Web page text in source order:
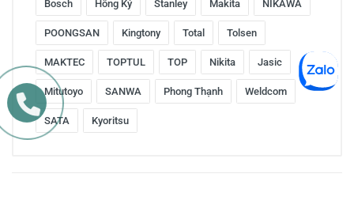
Bosch Hồng Ký Stanley Makita NIKAWA
POONGSAN Kingtony Total Tolsen
MAKTEC TOPTUL TOP Nikita Jasic
Mitutoyo SANWA Phong Thạnh Weldcom
SATA Kyoritsu